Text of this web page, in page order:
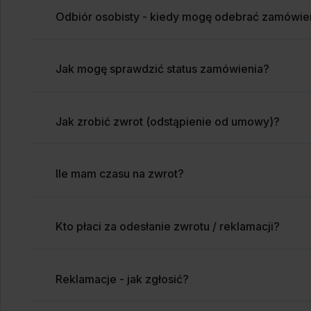
Odbiór osobisty - kiedy mogę odebrać
Jak mogę sprawdzić status zamówienia?
Jak zrobić zwrot (odstąpienie od umowy)?
Ile mam czasu na zwrot?
Kto płaci za odesłanie zwrotu / reklamacji?
Reklamacje - jak zgłosić?